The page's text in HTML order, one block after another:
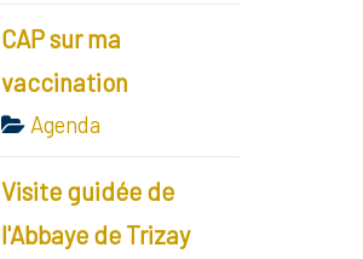
CAP sur ma
vaccination
Agenda
Visite guidée de
l'Abbaye de Trizay